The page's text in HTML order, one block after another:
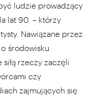
ludzie prowadzący
lat 90. – którzy
Nawiązane przez
środowisku
rzeczy zaczęli
czy
zajmujących się